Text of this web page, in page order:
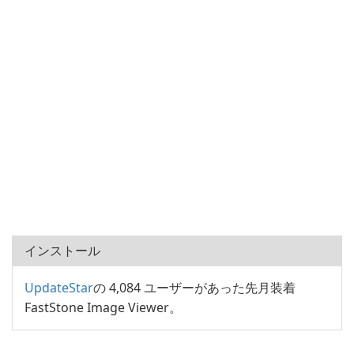
インストール
UpdateStarの 4,084 ユーザーがあった先月装着
FastStone Image Viewer。